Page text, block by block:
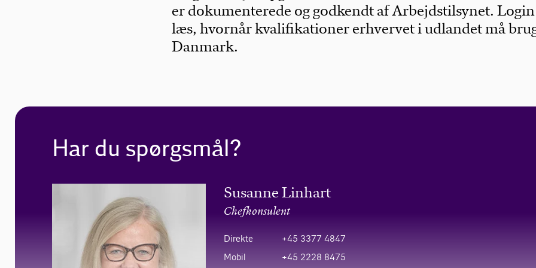
er dokumenterede og godkendt af Arbejdstilsynet.
læs, hvornår kvalifikationer erhvervet i udlandet må
Danmark.
Har du spørgsmål?
Susanne Linhart
Chefkonsulent
Direkte
+45 3377 4847
Mobil
+45 2228 8475